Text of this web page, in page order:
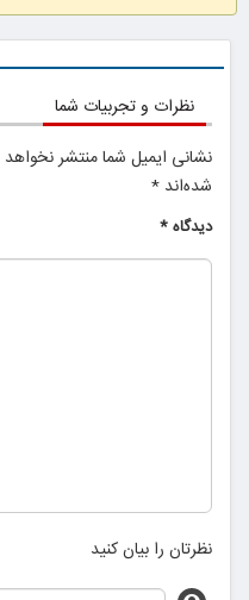
تغییر طبیعی
نظرات و تجربیات شما
نشانی ایمیل شما منتشر
شده‌اند *
دیدگاه*
نظرتان را بیان کنید